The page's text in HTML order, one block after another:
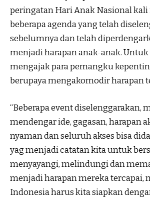
peringatan Hari Anak Nasional
beberapa agenda yang telah
sebelumnya dan telah
menjadi harapan anak-anak.
mengajak para pemangku
berupaya mengakomodir harapan
“Beberapa event diselenggarakan,
mendengar ide, gagasan, harapan
nyaman dan seluruh akses bisa
yag menjadi catatan kita untuk
menyayangi, melindungi dan
menjadi harapan mereka tercapai,
Indonesia harus kita siapkan